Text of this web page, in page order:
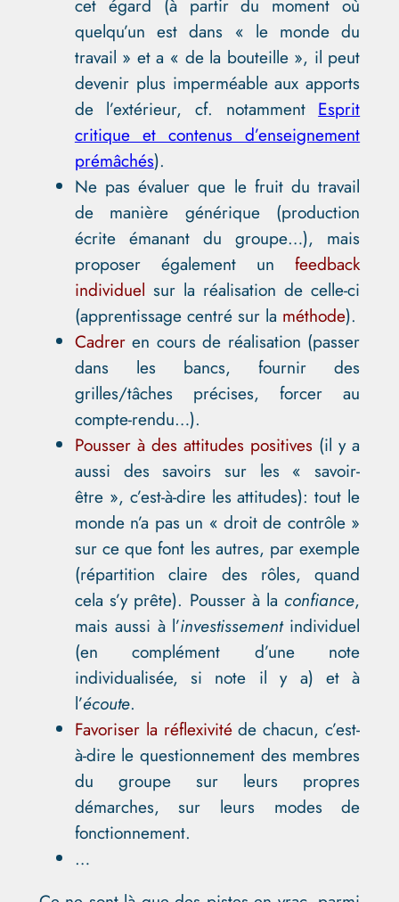
quelqu’un est dans « le monde du
travail » et a « de la bouteille », il peut
devenir plus imperméable aux apports
de l’extérieur, cf. notamment Esprit
critique et contenus d’enseignement
prémâchés).
Ne pas évaluer que le fruit du travail
de manière générique (production
écrite émanant du groupe…), mais
proposer également unfeedback
individuel sur la réalisation de celle-ci
(apprentissage centré sur la méthode).
Cadreren cours de réalisation (passer
dans les bancs, fournir des
grilles/tâches précises, forcer au
compte-rendu…).
Pousser à des attitudes positives (il y a
aussi des savoirs sur les « savoir-
être », c’est-à-dire les attitudes): tout le
monde n’a pas un « droit de contrôle »
sur ce que font les autres, par exemple
(répartition claire des rôles, quand
cela s’y prête). Pousser à la confiance,
mais aussi à l’investissementindividuel
(en complément d’une note
individualisée, si note il y a) et à
l’écoute.
Favoriser la réflexivitéde chacun, c’est-
à-dire le questionnement des membres
du groupe sur leurs propres
démarches, sur leurs modes de
fonctionnement.
…